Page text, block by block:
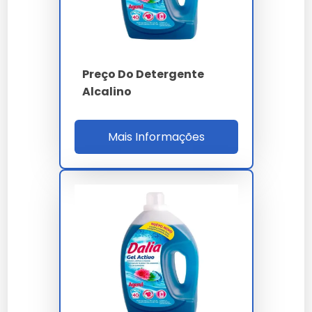
ao escolher seu detergente alcalino.
Relacionados
Ideal para remoção de incrustações minerais,
complementa o uso de detergentes alcalinos.
Detergente Neutro
Adequado para superfícies sensíveis, usado entre
aplicações de detergentes alcalinos.
Detergente Não Iônico
Preço Do Detergente
Alcalino
Mais Informações